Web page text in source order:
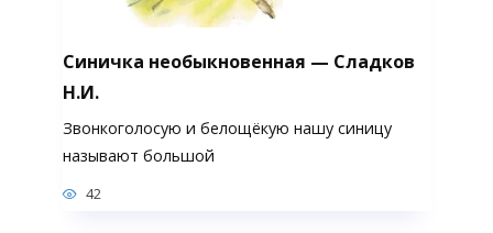
Синичка необыкновенная — Сладков
Н.И.
Звонкоголосую и белощёкую нашу синицу
называют большой
42